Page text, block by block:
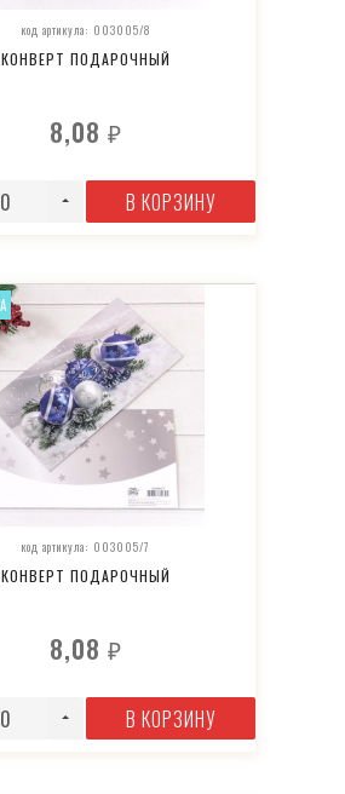
код артикула: 003005/8
КОНВЕРТ ПОДАРОЧНЫЙ
8,08₽
В КОРЗИНУ
код артикула: 003005/7
КОНВЕРТ ПОДАРОЧНЫЙ
8,08₽
В КОРЗИНУ